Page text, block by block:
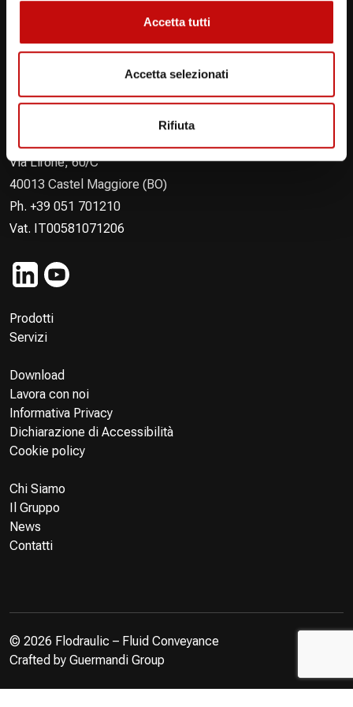
Accetta tutti
Accetta selezionati
Rifiuta
Contattaci
Via Lirone, 60/C
40013 Castel Maggiore (BO)
Ph. +39 051 701210
Vat. IT00581071206
Prodotti
Servizi
Download
Lavora con noi
Informativa Privacy
Dichiarazione di Accessibilità
Cookie policy
Chi Siamo
Il Gruppo
News
Contatti
© 2026 Flodraulic – Fluid Conveyance
Crafted by Guermandi Group